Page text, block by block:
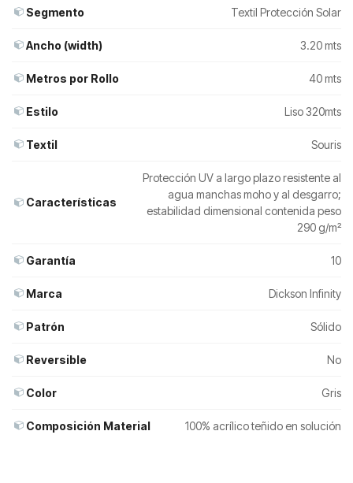
Segmento Textil Protección Solar
Ancho (width) 3.20 mts
Metros por Rollo 40 mts
Estilo Liso 320mts
Textil Souris
Características
Protección UV a largo plazo resistente al
agua manchas moho y al desgarro;
estabilidad dimensional contenida peso
290 g/m²
Garantía 10
Marca Dickson Infinity
Patrón Sólido
Reversible No
Color Gris
Composición Material 100% acrílico teñido en solución